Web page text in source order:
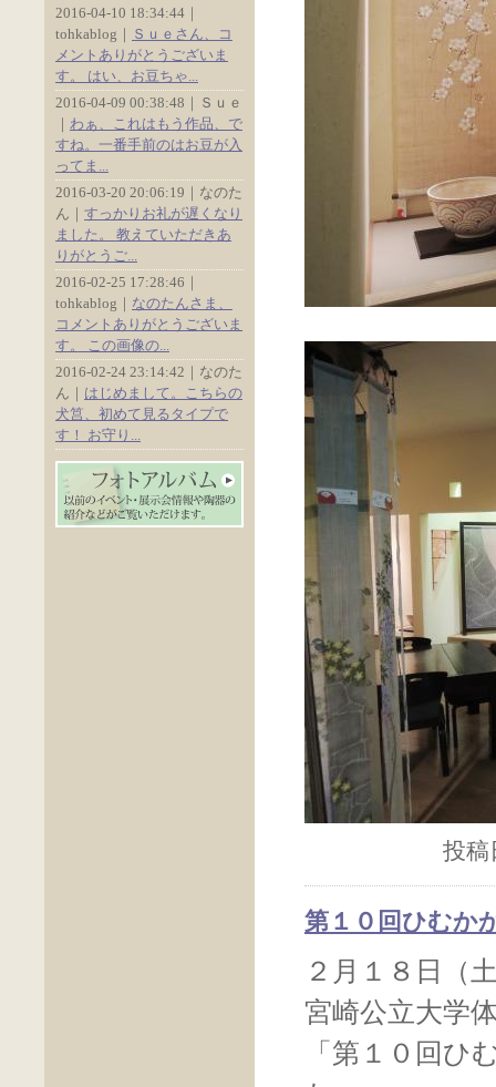
投稿
第１０回ひむか
２月１８日（
宮崎公立大学
「第１０回ひ
2016-04-10 18:34:44｜
tohkablog｜
Ｓｕｅさん、コ
メントありがとうございま
す。 はい、お豆ちゃ...
2016-04-09 00:38:48｜Ｓｕｅ
わぁ、これはもう作品、で
すね。一番手前のはお豆が入
ってま...
2016-03-20 20:06:19｜なのた
ん｜ すっかりお礼が遅くなり
ました。 教えていただきあ
りがとうご...
2016-02-25 17:28:46｜
tohkablog｜ なのたんさま、
コメントありがとうございま
す。 この画像の...
2016-02-24 23:14:42｜なのた
ん｜ はじめまして。こちらの
犬筥、初めて見るタイプで
す！ お守り...